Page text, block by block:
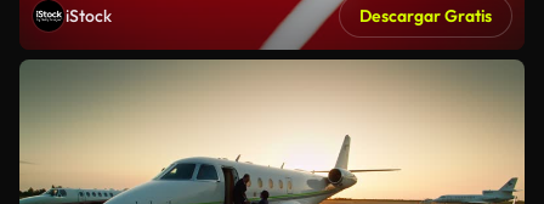
iStock Descargar Gratis